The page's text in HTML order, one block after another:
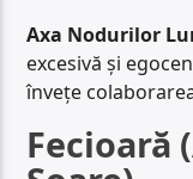
Axa Nodurilor
excesivă și
învețe
Fecioară